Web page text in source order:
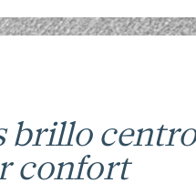
brillo
confort